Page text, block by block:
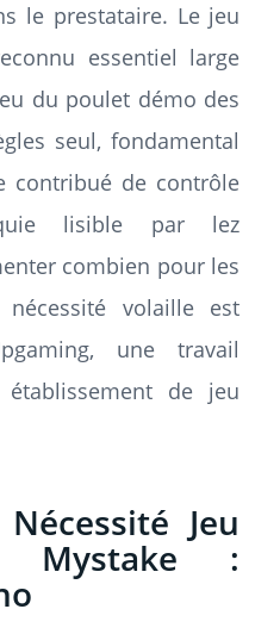
le prestataire. Le jeu
essentiel large
du poulet démo des
seul, fondamental
contribué de contrôle
lisible par lez
combien pour les
volaille est
une travail
de jeu
Jeu
Mystake :